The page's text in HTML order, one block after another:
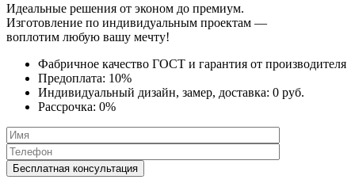
Идеальные решения от эконом до премиум.
Изготовление по индивидуальным проектам —
воплотим любую вашу мечту!
Фабричное качество ГОСТ и гарантия от производителя
Предоплата: 10%
Индивидуальный дизайн, замер, доставка: 0 руб.
Рассрочка: 0%